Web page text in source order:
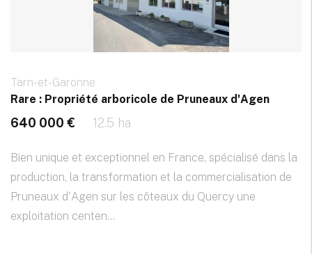
Tarn-et-Garonne
Rare : Propriété arboricole de Pruneaux d'Agen
640 000 € 12.5 ha
Bien unique et exceptionnel en France, spécialisé dans la
production, la transformation et la commercialisation de
Pruneaux d'Agen sur les côteaux du Quercy une
exploitation centen...